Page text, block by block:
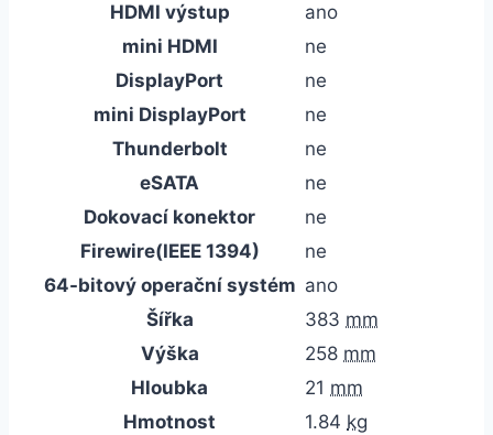
HDMI výstup
ano
mini HDMI
ne
DisplayPort
ne
mini DisplayPort
ne
Thunderbolt
ne
eSATA
ne
Dokovací konektor
ne
Firewire(IEEE 1394)
ne
64-bitový operační systém ano
Šířka
383 mm
Výška
258 mm
Hloubka
21 mm
Hmotnost
1.84 kg